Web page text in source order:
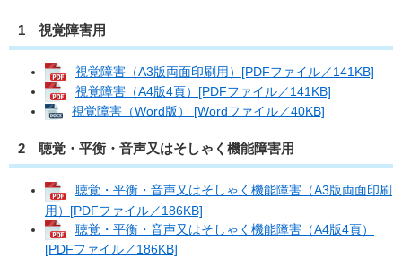
1 視覚障害用
視覚障害（A3版両面印刷用）[PDFファイル／141KB]
視覚障害（A4版4頁）[PDFファイル／141KB]
視覚障害（Word版） [Wordファイル／40KB]
2 聴覚・平衡・音声又はそしゃく機能障害用
聴覚・平衡・音声又はそしゃく機能障害（A3版両面印刷
用）[PDFファイル／186KB]
聴覚・平衡・音声又はそしゃく機能障害（A4版4頁）
[PDFファイル／186KB]